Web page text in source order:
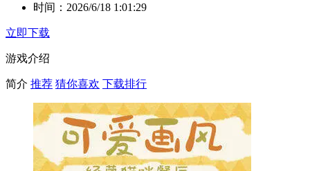
时间： 2026/6/18 1:01:29
立即下载
游戏介绍
简介 推荐 猜你喜欢 下载排行